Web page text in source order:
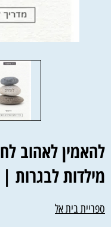
להאמין לאהוב
מילדות לבגרות |
ספריית בית אל